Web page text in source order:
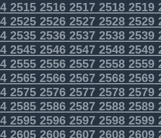
25152516251725182519
25252526252725282529
25352536253725382539
25452546254725482549
25552556255725582559
25652566256725682569
25752576257725782579
25852586258725882589
25952596259725982599
26052606260726082609